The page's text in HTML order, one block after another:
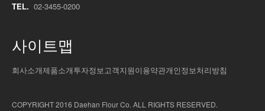
TEL. 02-3455-0200
사이트맵
회사소개제품소개투자정보고객지원이용약관개인정보처리방침
COPYRIGHT 2016 Daehan Flour Co. ALL RIGHTS RESERVED.